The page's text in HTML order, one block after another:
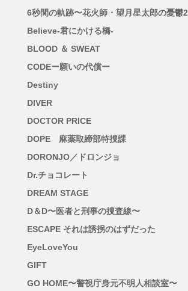
6秒間の軌跡〜花火師・望月星太郎の憂鬱2
Believe-君にかける橋-
BLOOD ＆ SWEAT
CODEー願いの代償ー
Destiny
DIVER
DOCTOR PRICE
DOPE 麻薬取締部特捜課
DORONJO／ドロンジョ
Dr.チョコレート
DREAM STAGE
D＆D〜医者と刑事の捜査線〜
ESCAPE それは誘拐のはずだった
EyeLoveYou
GIFT
GO HOME〜警視庁身元不明人相談室〜